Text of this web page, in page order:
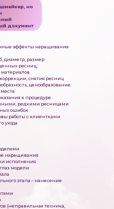
но
документ
эффекты наращивания
диаметр, размер
ресниц;
снятия ресниц
ценообразование
к процедуре
редкими ресницами
ошибок
работы с клиентками
ухода
наращивания
исполнения
модели
этапа – нанесение
(неправильная техника,